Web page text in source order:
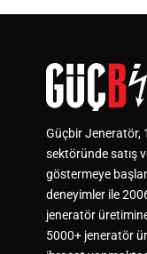
Güçbir Jeneratör,
sektöründe satış
göstermeye
deneyimler ile
jeneratör
5000+ jeneratör